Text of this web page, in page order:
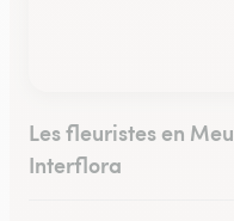
Les fleuristes en
Interflora